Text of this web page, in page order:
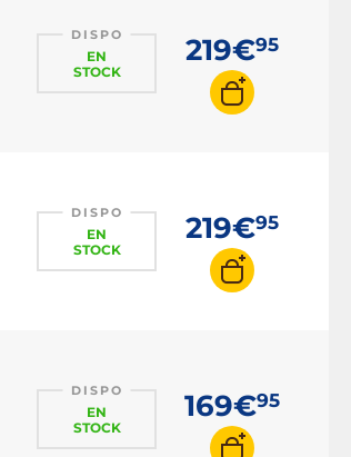
DISPO
EN
STOCK
219€95
DISPO
EN
STOCK
219€95
DISPO
EN
STOCK
169€95